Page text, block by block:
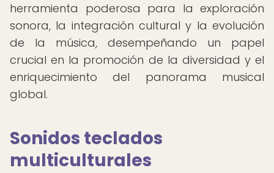
herramienta poderosa para la exploración
sonora, la integración cultural y la evolución
de la música, desempeñando un papel
crucial en la promoción de la diversidad y el
enriquecimiento del panorama musical
global.
Sonidos teclados
multiculturales